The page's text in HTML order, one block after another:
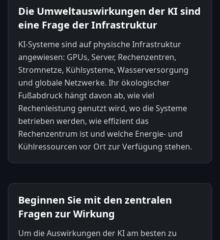
Die Umweltauswirkungen der KI sind
eine Frage der Infrastruktur
KI-Systeme sind auf physische Infrastruktur
angewiesen: GPUs, Server, Rechenzentren,
Stromnetze, Kühlsysteme, Wasserversorgung
und globale Netzwerke. Ihr ökologischer
Fußabdruck hängt davon ab, wie viel
Rechenleistung genutzt wird, wo die Systeme
betrieben werden, wie effizient das
Rechenzentrum ist und welche Energie- und
Kühlressourcen vor Ort zur Verfügung stehen.
Beginnen Sie mit den zentralen
Fragen zur Wirkung
Um die Auswirkungen der KI am besten zu